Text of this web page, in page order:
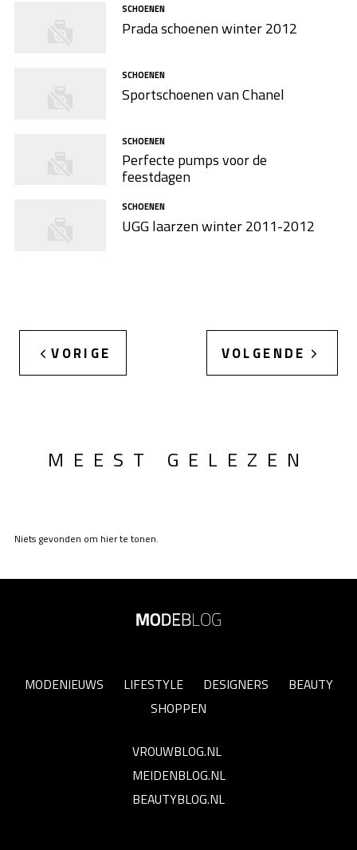
SCHOENEN
Prada schoenen winter 2012
SCHOENEN
Sportschoenen van Chanel
SCHOENEN
Perfecte pumps voor de
feestdagen
SCHOENEN
UGG laarzen winter 2011-2012
VORIGE VOLGENDE
MEEST GELEZEN
Niets gevonden om hier te tonen.
MODENIEUWS LIFESTYLE DESIGNERS
BEAUTY
SHOPPEN
VROUWBLOG.NL
MEIDENBLOG.NL
BEAUTYBLOG.NL